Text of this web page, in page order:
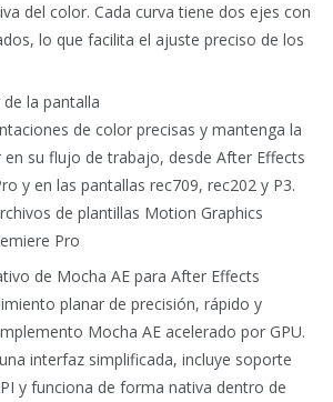
del color. Cada curva tiene dos ejes con
lo que facilita el ajuste preciso de los
la pantalla
de color precisas y mantenga la
su flujo de trabajo, desde After Effects
y en las pantallas rec709, rec202 y P3.
de plantillas Motion Graphics
Pro
de Mocha AE para After Effects
planar de precisión, rápido y
Mocha AE acelerado por GPU.
interfaz simplificada, incluye soporte
y funciona de forma nativa dentro de